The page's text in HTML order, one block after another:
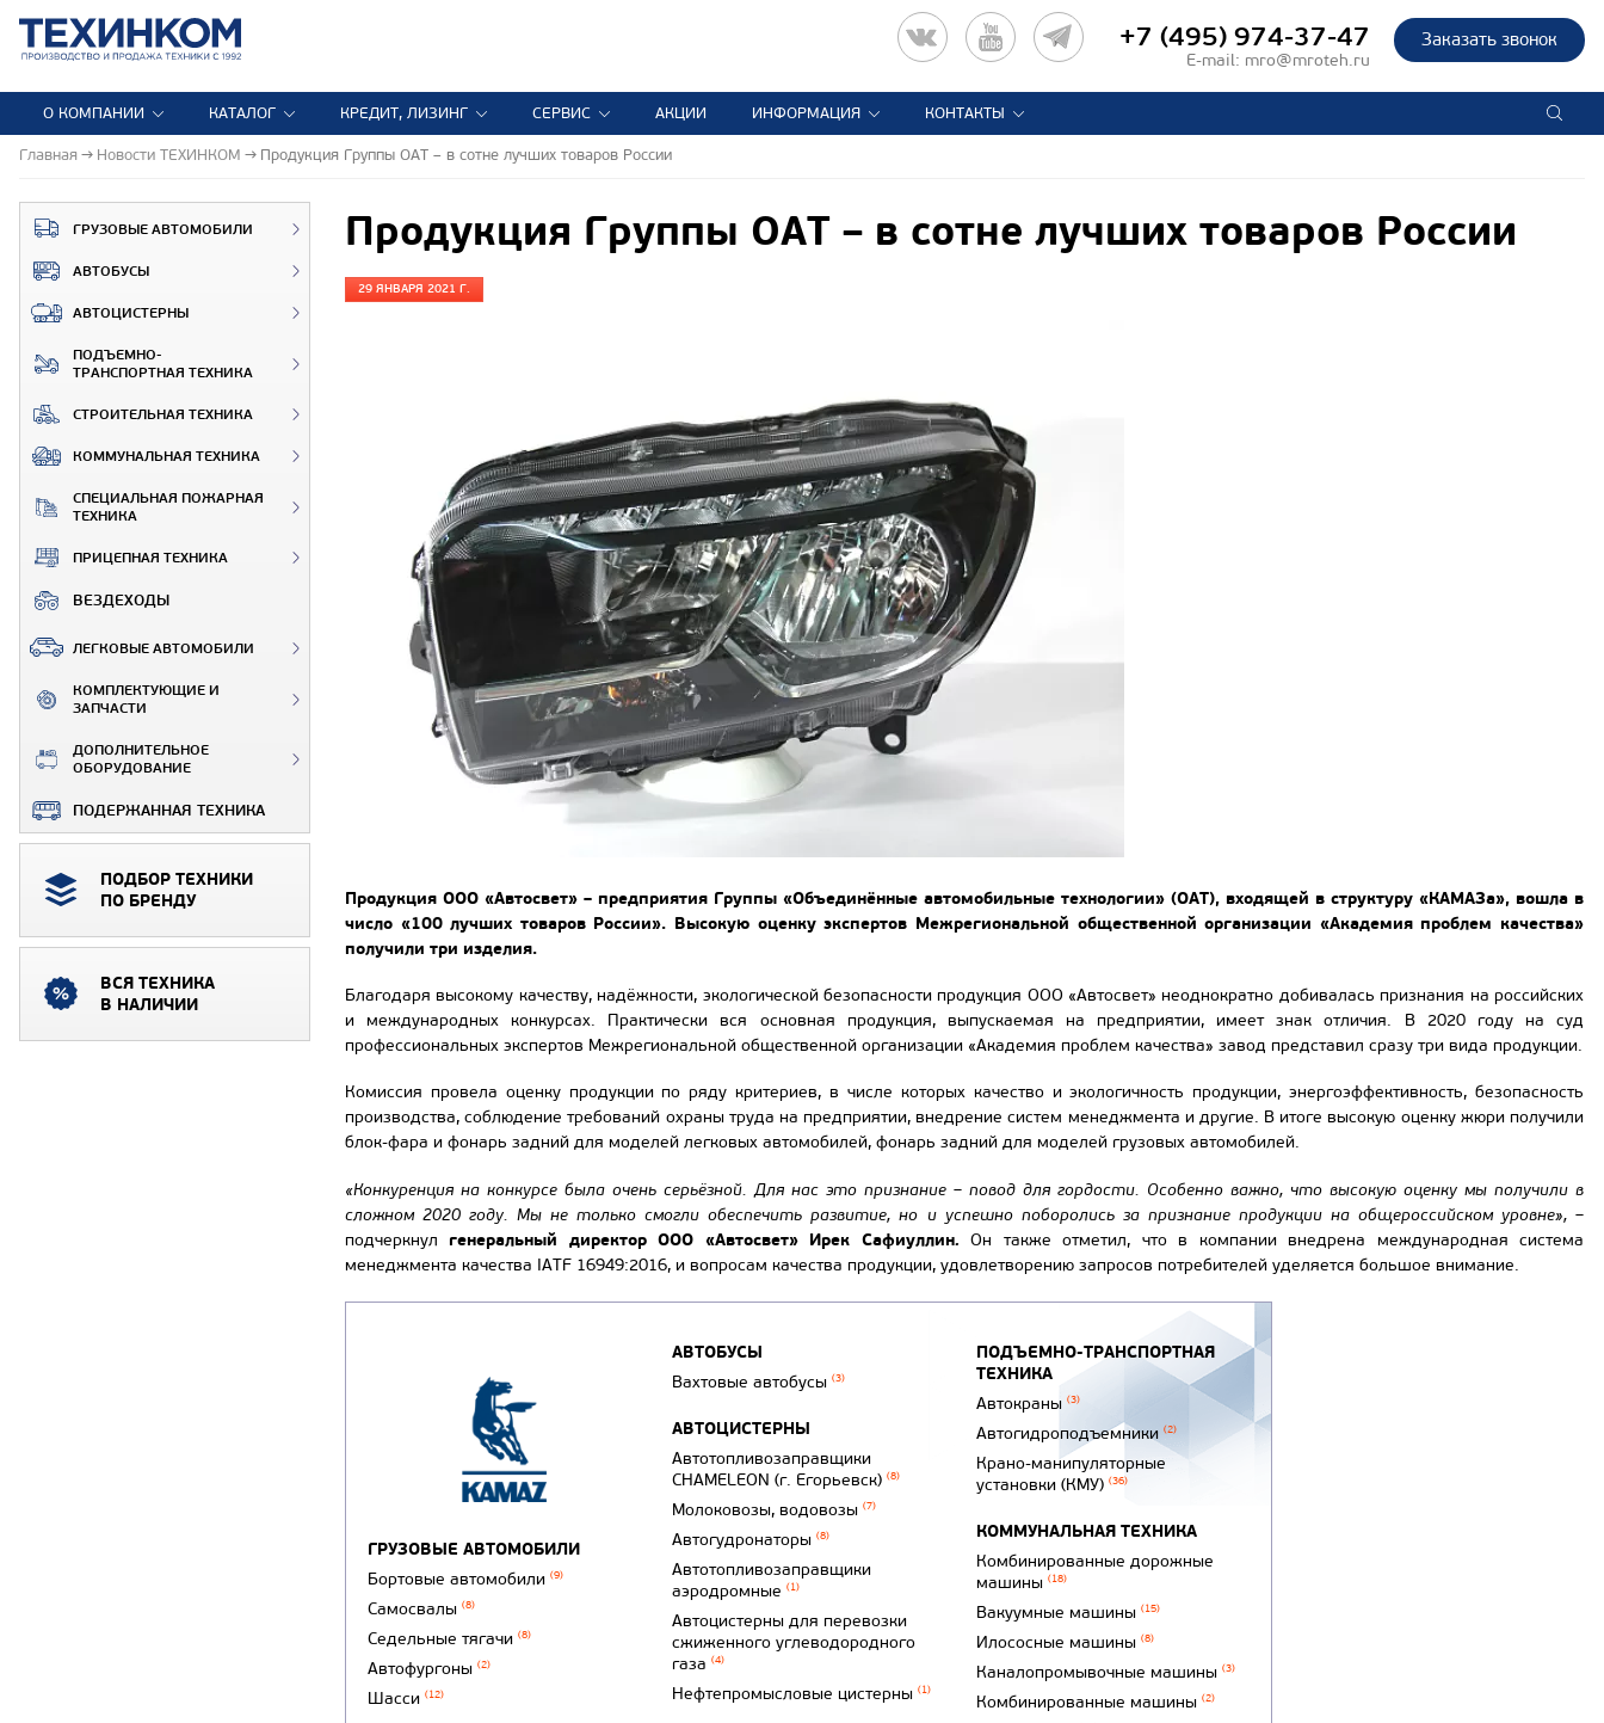
Заказать звонок
+7 (495) 974-37-47
E-mail: mro@mroteh.ru
О КОМПАНИИ КАТАЛОГ КРЕДИТ, ЛИЗИНГ СЕРВИС АКЦИИ ИНФОРМАЦИЯ КОНТАКТЫ
Главная Новости ТЕХИНКОМ Продукция Группы ОАТ – в сотне лучших товаров России
ГРУЗОВЫЕ АВТОМОБИЛИ
АВТОБУСЫ
АВТОЦИСТЕРНЫ
ПОДЪЕМНО-
ТРАНСПОРТНАЯ ТЕХНИКА
СТРОИТЕЛЬНАЯ ТЕХНИКА
КОММУНАЛЬНАЯ ТЕХНИКА
СПЕЦИАЛЬНАЯ ПОЖАРНАЯ
ТЕХНИКА
ПРИЦЕПНАЯ ТЕХНИКА
ВЕЗДЕХОДЫ
ЛЕГКОВЫЕ АВТОМОБИЛИ
КОМПЛЕКТУЮЩИЕ И
ЗАПЧАСТИ
ДОПОЛНИТЕЛЬНОЕ
ОБОРУДОВАНИЕ
ПОДЕРЖАННАЯ ТЕХНИКА
ПОДБОР ТЕХНИКИ
ПО БРЕНДУ
ВСЯ ТЕХНИКА
В НАЛИЧИИ
Продукция Группы ОАТ – в сотне лучших товаров России
29 ЯНВАРЯ 2021 Г.
Продукция ООО «Автосвет» – предприятия Группы «Объединённые автомобильные технологии» (ОАТ), входящей в структуру «КАМАЗа», вошла в
число «100 лучших товаров России». Высокую оценку экспертов Межрегиональной общественной организации «Академия проблем качества»
получили три изделия.
Благодаря высокому качеству, надёжности, экологической безопасности продукция ООО «Автосвет» неоднократно добивалась признания на российских
и международных конкурсах. Практически вся основная продукция, выпускаемая на предприятии, имеет знак отличия. В 2020 году на суд
профессиональных экспертов Межрегиональной общественной организации «Академия проблем качества» завод представил сразу три вида продукции.
Комиссия провела оценку продукции по ряду критериев, в числе которых качество и экологичность продукции, энергоэффективность, безопасность
производства, соблюдение требований охраны труда на предприятии, внедрение систем менеджмента и другие. В итоге высокую оценку жюри получили
блок-фара и фонарь задний для моделей легковых автомобилей, фонарь задний для моделей грузовых автомобилей.
«Конкуренция на конкурсе была очень серьёзной. Для нас это признание – повод для гордости. Особенно важно, что высокую оценку мы получили в
сложном 2020 году. Мы не только смогли обеспечить развитие, но и успешно поборолись за признание продукции на общероссийском уровне», –
подчеркнулгенеральный директор ООО «Автосвет» Ирек Сафиуллин.
Он также отметил, что в компании внедрена международная система
менеджмента качества IATF 16949:2016, и вопросам качества продукции, удовлетворению запросов потребителей уделяется большое внимание.
ГРУЗОВЫЕ АВТОМОБИЛИ
Бортовые автомобили (9)
Самосвалы (8)
Седельные тягачи (8)
Автофургоны (2)
Шасси (12)
АВТОБУСЫ
Вахтовые автобусы (3)
АВТОЦИСТЕРНЫ
Автотопливозаправщики
CHAMELEON (г. Егорьевск) (8)
Молоковозы, водовозы (7)
Автогудронаторы (8)
Автотопливозаправщики
аэродромные (1)
Автоцистерны для перевозки
сжиженного углеводородного
газа (4)
Нефтепромысловые цистерны (1)
ПОДЪЕМНО-ТРАНСПОРТНАЯ
ТЕХНИКА
Автокраны (3)
Автогидроподъемники (2)
Крано-манипуляторные
установки (КМУ) (36)
КОММУНАЛЬНАЯ ТЕХНИКА
Комбинированные дорожные
машины (18)
Вакуумные машины (15)
Илососные машины (8)
Каналопромывочные машины (3)
Комбинированные машины (2)